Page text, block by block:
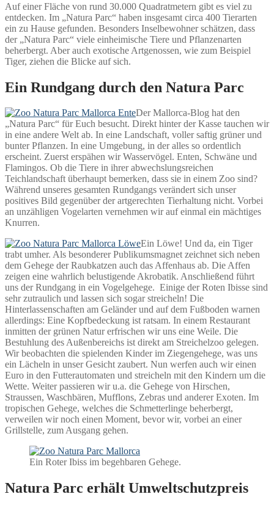
Auf einer Fläche von rund 30.000 Quadratmetern gibt es viel zu
entdecken. Im „Natura Parc“ haben insgesamt circa 400 Tierarten
ein zu Hause gefunden. Besonders Inselbewohner schätzen, dass
der „Natura Parc“ viele einheimische Tiere und Pflanzenarten
beherbergt. Aber auch exotische Artgenossen, wie zum Beispiel
Tiger, ziehen die Blicke auf sich.
Ein Rundgang durch den Natura Parc
Der Mallorca-Blog hat den
„Natura Parc“ für Euch besucht. Direkt hinter der Kasse tauchen wir
in eine andere Welt ab. In eine Landschaft, voller saftig grüner und
bunter Pflanzen. In eine Umgebung, in der alles so ordentlich
erscheint. Zuerst erspähen wir Wasservögel. Enten, Schwäne und
Flamingos. Ob die Tiere in ihrer abwechslungsreichen
Teichlandschaft überhaupt bemerken, dass sie in einem Zoo sind?
Während unseres gesamten Rundgangs verändert sich unser
positives Bild gegenüber der artgerechten Tierhaltung nicht. Vorbei
an unzähligen Vogelarten vernehmen wir auf einmal ein mächtiges
Knurren.
Ein Löwe! Und da, ein Tiger
trabt umher. Als besonderer Publikumsmagnet zeichnet sich neben
dem Gehege der Raubkatzen auch das Affenhaus ab. Die Affen
zeigen eine wahrlich belustigende Akrobatik. Anschließend führt
uns der Rundgang in ein Vogelgehege. Einige der Roten Ibisse sind
sehr zutraulich und lassen sich sogar streicheln! Die
Hinterlassenschaften am Geländer und auf dem Fußboden warnen
allerdings: Eine Kopfbedeckung ist ratsam. In einem Restaurant
inmitten der grünen Natur erfrischen wir uns eine Weile. Die
Bestuhlung des Außenbereichs ist direkt am Streichelzoo gelegen.
Wir beobachten die spielenden Kinder im Ziegengehege, was uns
ein Lächeln in unser Gesicht zaubert. Nun werfen auch wir einen
Euro in den Futterautomaten und streicheln mit den Kindern um die
Wette. Weiter passieren wir u.a. die Gehege von Hirschen,
Straussen, Waschbären, Mufflons, Zebras und anderer Exoten. Im
tropischen Gehege, welches die Schmetterlinge beherbergt,
verweilen wir noch einen Moment, bevor wir, vorbei an einer
Grillstelle, zum Ausgang gehen.
Ein Roter Ibiss im begehbaren Gehege.
Natura Parc erhält Umweltschutzpreis